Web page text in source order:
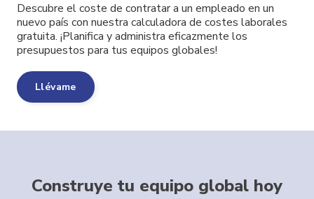
Descubre el coste de contratar a un empleado en un
nuevo país con nuestra calculadora de costes laborales
gratuita. ¡Planifica y administra eficazmente los
presupuestos para tus equipos globales!
Llévame
Construye tu equipo global hoy